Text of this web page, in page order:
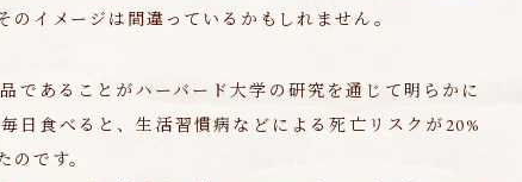
イメージは間違っているかもしれません。
であることがハーバード大学の研究を通じて明らかに
日食べると、生活習慣病などによる死亡リスクが20%
です。